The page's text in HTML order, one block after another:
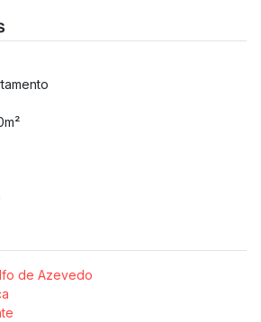
com nossa equipe).
m²
de Azevedo